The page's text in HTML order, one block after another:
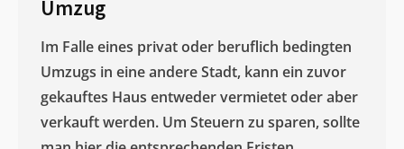
Umzug
Im Falle eines privat oder beruflich bedingten
Umzugs in eine andere Stadt, kann ein zuvor
gekauftes Haus entweder vermietet oder aber
verkauft werden. Um Steuern zu sparen, sollte